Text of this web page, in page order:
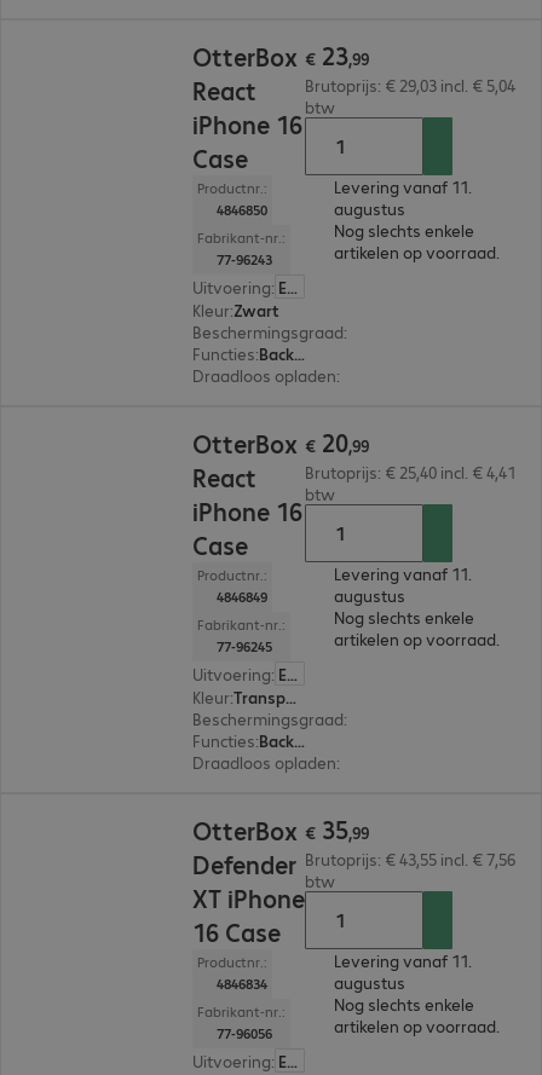
OtterBox
React
iPhone 16
Case
Productnr.:
4846850
Fabrikant-nr.:
77-96243
Uitvoering: Europa
Kleur:Zwart
Beschermingsgraad:
Functies:
Back protection
Draadloos opladen:
€ 23,99
Brutoprijs: € 29,03 incl. € 5,04
btw
Levering vanaf 11.
augustus
Nog slechts enkele
artikelen op voorraad.
OtterBox
React
iPhone 16
Case
Productnr.:
4846849
Fabrikant-nr.:
77-96245
Uitvoering: Europa
Kleur:
Transparant
Beschermingsgraad:
Functies:
Back protection
Draadloos opladen:
€ 20,99
Brutoprijs: € 25,40 incl. € 4,41
btw
Levering vanaf 11.
augustus
Nog slechts enkele
artikelen op voorraad.
OtterBox
Defender
XT iPhone
16 Case
Productnr.:
4846834
Fabrikant-nr.:
77-96056
Uitvoering: Europa
€ 35,99
Brutoprijs: € 43,55 incl. € 7,56
btw
Levering vanaf 11.
augustus
Nog slechts enkele
artikelen op voorraad.